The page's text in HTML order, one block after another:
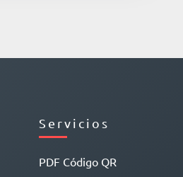
Servicios
PDF Código QR